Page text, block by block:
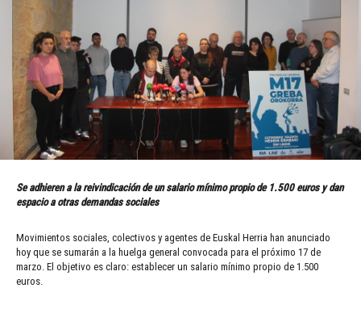
Se adhieren a la reivindicación de un salario mínimo propio de 1.500 euros y dan
espacio a otras demandas sociales
Movimientos sociales, colectivos y agentes de Euskal Herria han anunciado
hoy que se sumarán a la huelga general convocada para el próximo 17 de
marzo. El objetivo es claro: establecer un salario mínimo propio de 1.500
euros.